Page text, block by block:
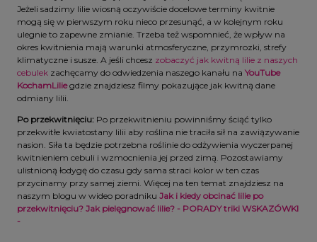
Jeżeli sadzimy lilie wiosną oczywiście docelowe terminy kwitnie
mogą się w pierwszym roku nieco przesunąć, a w kolejnym roku
ulegnie to zapewne zmianie. Trzeba też wspomnieć, że wpływ na
okres kwitnienia mają warunki atmosferyczne, przymrozki, strefy
klimatyczne i susze. A jeśli chcesz zobaczyć jak kwitną lilie z naszych
cebulek zachęcamy do odwiedzenia naszego kanału na YouTube
KochamLiliegdzie znajdziesz filmy pokazujące jak kwitną dane
odmiany lilii.
Po przekwitnięciu: Po przekwitnieniu powinniśmy ściąć tylko
przekwitłe kwiatostany lilii aby roślina nie traciła sił na zawiązywanie
nasion. Siła ta będzie potrzebna roślinie do odżywienia wyczerpanej
kwitnieniem cebuli i wzmocnienia jej przed zimą. Pozostawiamy
ulistnioną łodygę do czasu gdy sama straci kolor w ten czas
przycinamy przy samej ziemi. Więcej na ten temat znajdziesz na
naszym blogu w wideo poradniku Jak i kiedy obcinać lilie po
przekwitnięciu? Jak pielęgnować lilie? - PORADY triki WSKAZÓWKI
-